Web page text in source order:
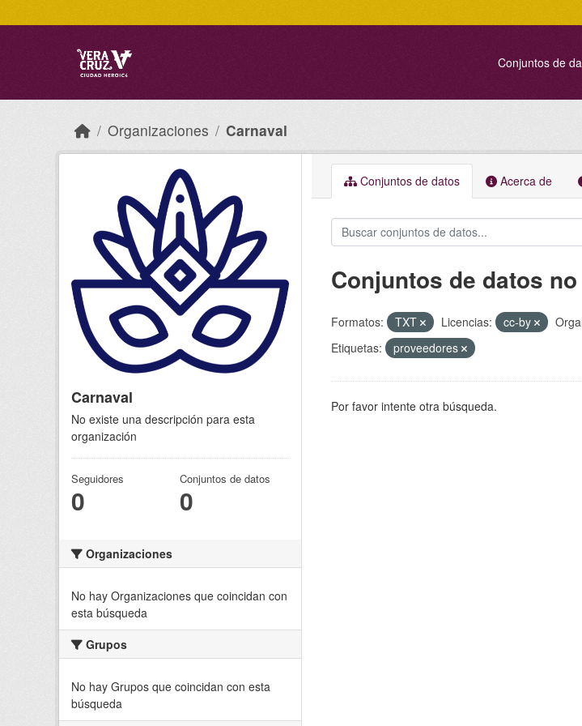
Conjuntos de
Organizaciones Carnaval
Carnaval
No existe una descripción para esta
organización
Seguidores
0
Conjuntos de datos
0
Organizaciones
No hay Organizaciones que coincidan con
esta búsqueda
Grupos
No hay Grupos que coincidan con esta
búsqueda
Conjuntos de datos Acerca de
Conjuntos de datos
Formatos: TXT Licencias: cc-by
Etiquetas:
proveedores
Por favor intente otra búsqueda.